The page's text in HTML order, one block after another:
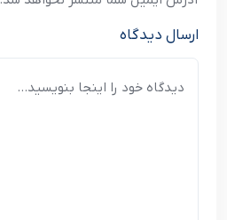
ارسال دیدگاه